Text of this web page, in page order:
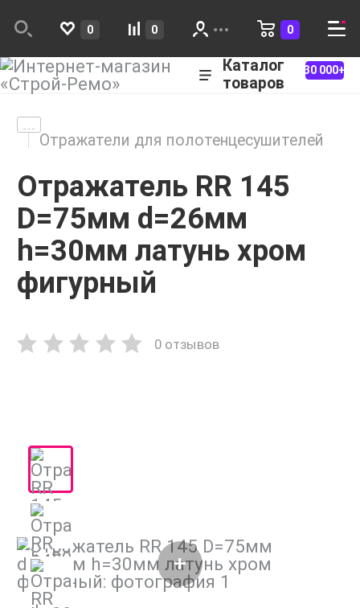
0 0 0
Каталог
товаров
30 000+
Отражатели для полотенцесушителей
Отражатель RR 145
D=75мм d=26мм
h=30мм латунь хром
фигурный
0 отзывов